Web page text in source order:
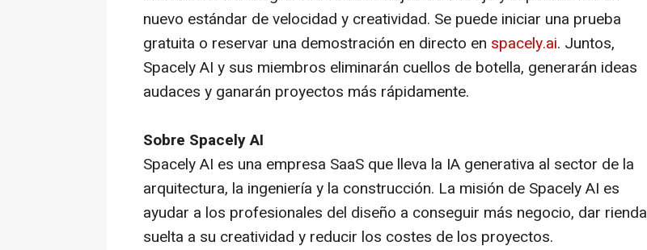
nuevo estándar de velocidad y creatividad. Se puede iniciar una prueba
gratuita o reservar una demostración en directo en spacely.ai. Juntos,
Spacely AI y sus miembros eliminarán cuellos de botella, generarán ideas
audaces y ganarán proyectos más rápidamente.
Sobre Spacely AI
Spacely AI es una empresa SaaS que lleva la IA generativa al sector de la
arquitectura, la ingeniería y la construcción. La misión de Spacely AI es
ayudar a los profesionales del diseño a conseguir más negocio, dar rienda
suelta a su creatividad y reducir los costes de los proyectos.